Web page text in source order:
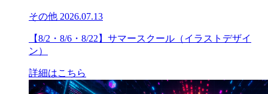
その他 2026.07.13
【8/2・8/6・8/22】サマースクール（イラストデザイ
ン）
詳細はこちら